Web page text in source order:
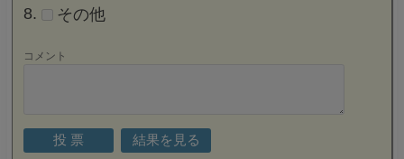
その他
コメント